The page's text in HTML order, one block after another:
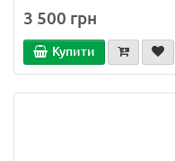
3 500 грн
Купити